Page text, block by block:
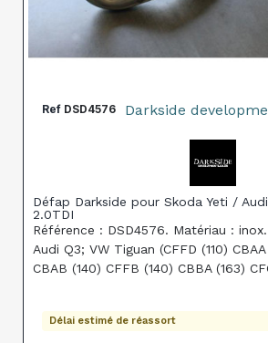
Ref DSD4576 Darkside
Défap Darkside pour Skoda Yeti /
2.0TDI
Référence : DSD4576. Matériau :
Audi Q3; VW Tiguan (CFFD (110)
CBAB (140) CFFB (140) CBBA (163)
Délai estimé de réassort